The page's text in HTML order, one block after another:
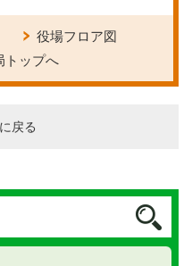
役場フロア図
トップへ
戻る